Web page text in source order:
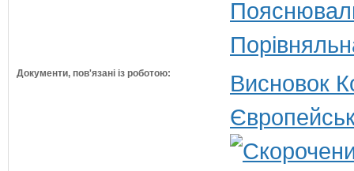
Документи, пов'язані із роботою:
Висновок